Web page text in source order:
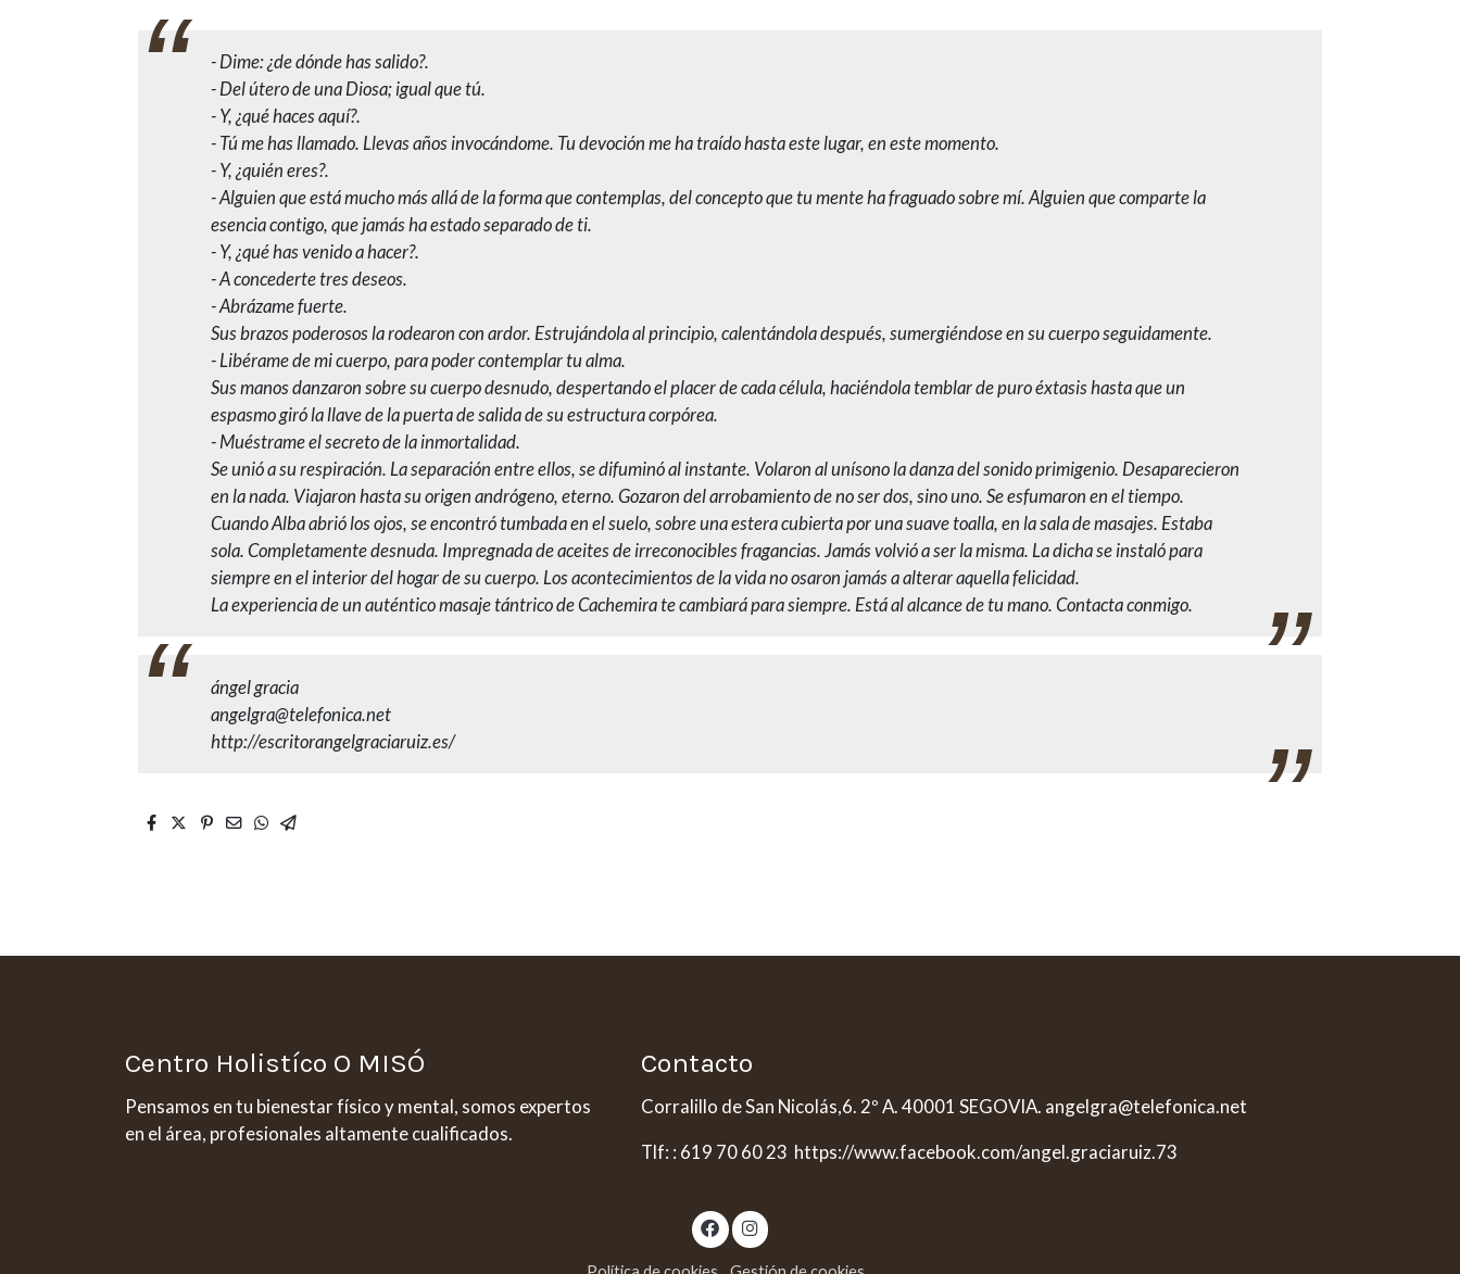
- Dime: ¿de dónde has salido?.
- Del útero de una Diosa; igual que tú.
- Y, ¿qué haces aquí?.
- Tú me has llamado. Llevas años invocándome. Tu devoción me ha traído hasta este lugar, en este momento.
- Y, ¿quién eres?.
- Alguien que está mucho más allá de la forma que contemplas, del concepto que tu mente ha fraguado sobre mí. Alguien que comparte la
esencia contigo, que jamás ha estado separado de ti.
- Y, ¿qué has venido a hacer?.
- A concederte tres deseos.
- Abrázame fuerte.
Sus brazos poderosos la rodearon con ardor. Estrujándola al principio, calentándola después, sumergiéndose en su cuerpo seguidamente.
- Libérame de mi cuerpo, para poder contemplar tu alma.
Sus manos danzaron sobre su cuerpo desnudo, despertando el placer de cada célula, haciéndola temblar de puro éxtasis hasta que un
espasmo giró la llave de la puerta de salida de su estructura corpórea.
- Muéstrame el secreto de la inmortalidad.
Se unió a su respiración. La separación entre ellos, se difuminó al instante. Volaron al unísono la danza del sonido primigenio. Desaparecieron
en la nada. Viajaron hasta su origen andrógeno, eterno. Gozaron del arrobamiento de no ser dos, sino uno. Se esfumaron en el tiempo.
Cuando Alba abrió los ojos, se encontró tumbada en el suelo, sobre una estera cubierta por una suave toalla, en la sala de masajes. Estaba
sola. Completamente desnuda. Impregnada de aceites de irreconocibles fragancias. Jamás volvió a ser la misma. La dicha se instaló para
siempre en el interior del hogar de su cuerpo. Los acontecimientos de la vida no osaron jamás a alterar aquella felicidad.
La experiencia de un auténtico masaje tántrico de Cachemira te cambiará para siempre. Está al alcance de tu mano. Contacta conmigo.
ángel gracia
angelgra@telefonica.net
http://escritorangelgraciaruiz.es/
Centro Holistíco O MISÓ
Pensamos en tu bienestar físico y mental, somos expertos
en el área, profesionales altamente cualificados.
Contacto
Corralillo de San Nicolás,6. 2º A. 40001 SEGOVIA. angelgra@telefonica.net
Tlf: : 619 70 60 23 https://www.facebook.com/angel.graciaruiz.73